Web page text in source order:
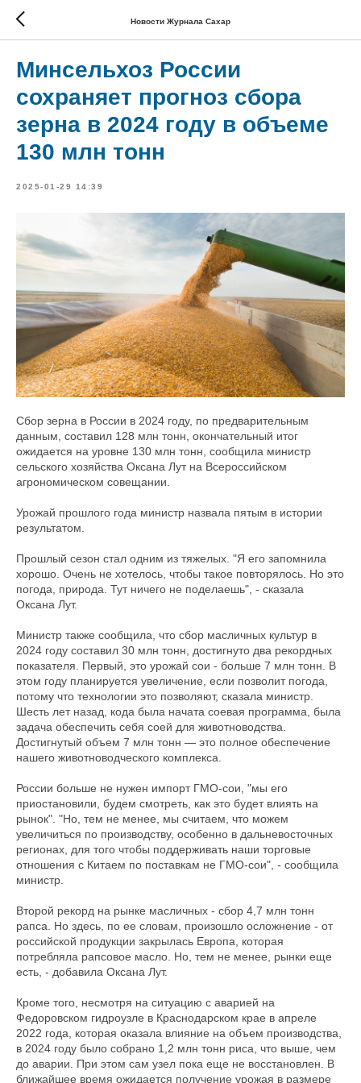
Новости Журнала Сахар
Минсельхоз России
сохраняет прогноз сбора
зерна в 2024 году в объеме
130 млн тонн
2025-01-29 14:39
Сбор зерна в России в 2024 году, по предварительным
данным, составил 128 млн тонн, окончательный итог
ожидается на уровне 130 млн тонн, сообщила министр
сельского хозяйства Оксана Лут на Всероссийском
агрономическом совещании.
Урожай прошлого года министр назвала пятым в истории
результатом.
Прошлый сезон стал одним из тяжелых. "Я его запомнила
хорошо. Очень не хотелось, чтобы такое повторялось. Но это
погода, природа. Тут ничего не поделаешь", - сказала
Оксана Лут.
Министр также сообщила, что сбор масличных культур в
2024 году составил 30 млн тонн, достигнуто два рекордных
показателя. Первый, это урожай сои - больше 7 млн тонн. В
этом году планируется увеличение, если позволит погода,
потому что технологии это позволяют, сказала министр.
Шесть лет назад, кода была начата соевая программа, была
задача обеспечить себя соей для животноводства.
Достигнутый объем 7 млн тонн — это полное обеспечение
нашего животноводческого комплекса.
России больше не нужен импорт ГМО-сои, "мы его
приостановили, будем смотреть, как это будет влиять на
рынок". "Но, тем не менее, мы считаем, что можем
увеличиться по производству, особенно в дальневосточных
регионах, для того чтобы поддерживать наши торговые
отношения с Китаем по поставкам не ГМО-сои", - сообщила
министр.
Второй рекорд на рынке масличных - сбор 4,7 млн тонн
рапса. Но здесь, по ее словам, произошло осложнение - от
российской продукции закрылась Европа, которая
потребляла рапсовое масло. Но, тем не менее, рынки еще
есть, - добавила Оксана Лут.
Кроме того, несмотря на ситуацию с аварией на
Федоровском гидроузле в Краснодарском крае в апреле
2022 года, которая оказала влияние на объем производства,
в 2024 году было собрано 1,2 млн тонн риса, что выше, чем
до аварии. При этом сам узел пока еще не восстановлен. В
ближайшее время ожидается получение урожая в размере